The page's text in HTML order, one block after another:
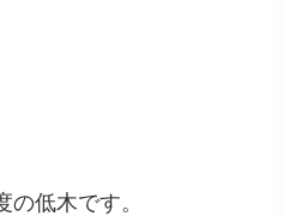
低木です。